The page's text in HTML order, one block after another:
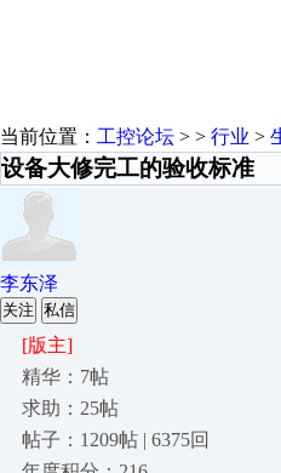
当前位置： 工控论坛 > > 行业 >
设备大修完工的验收标准
李东泽
关注 私信
[版主]
精华：7帖
求助：25帖
帖子：1209帖 | 6375回